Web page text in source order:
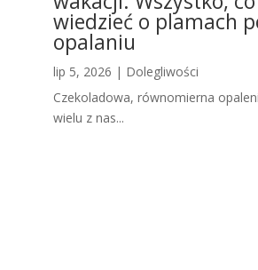
wiedzieć o plamach
opalaniu
lip 5, 2026 | Dolegliwości
Czekoladowa, równomierna
wielu z nas...